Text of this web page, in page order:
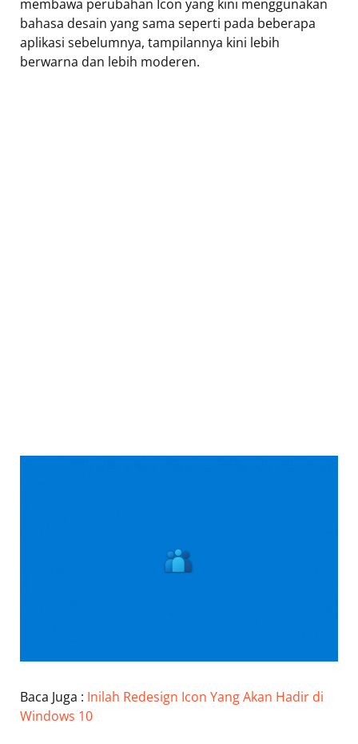
membawa perubahan Icon yang kini menggunakan
bahasa desain yang sama seperti pada beberapa
aplikasi sebelumnya, tampilannya kini lebih
berwarna dan lebih moderen.
Baca Juga : Inilah Redesign Icon Yang Akan Hadir di
Windows 10